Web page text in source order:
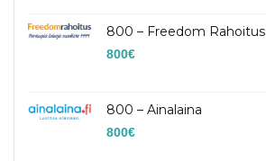
800 – Freedom Rahoitus
800€
800 – Ainalaina
800€